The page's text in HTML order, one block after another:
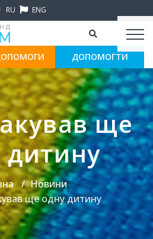
RU ENG
ДОПОМОГТИ
ще
дитину
Новини
ще одну дитину